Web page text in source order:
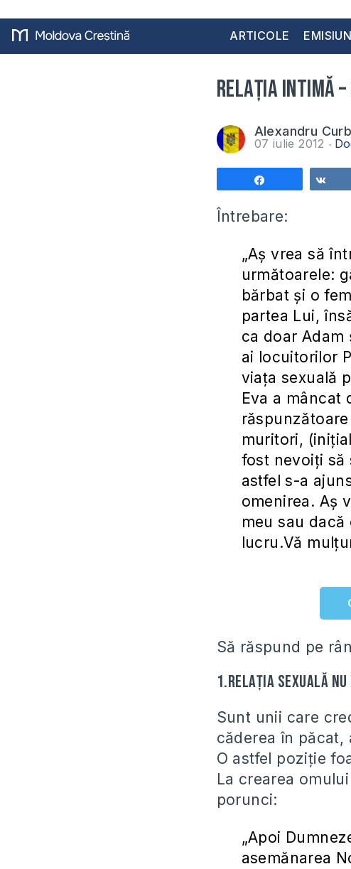
ARTICOLE
Relația intimă –
Alexandru
07 iulie 2012
Întrebare:
„Aș vrea să
următoarele:
bărbat și o
partea Lui,
ca doar Adam
ai locuitorilor
viața sexuală
Eva a mâncat
muritori,
fost nevoiți să
astfel s-a
omenirea. Aș
meu sau
lucru.Vă
Să răspund pe
1.Relația sexuală
Sunt unii care
căderea în
O astfel poziție
La crearea
porunci:
„Apoi
asemănarea